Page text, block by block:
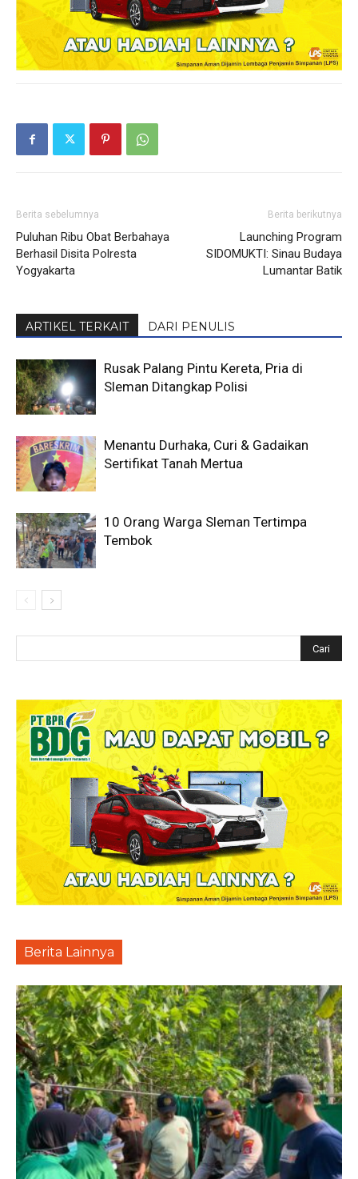
Berita sebelumnya
Puluhan Ribu Obat Berbahaya
Berhasil Disita Polresta
Yogyakarta
Berita berikutnya
Launching Program
SIDOMUKTI: Sinau Budaya
Lumantar Batik
ARTIKEL TERKAIT DARI PENULIS
Rusak Palang Pintu Kereta, Pria di
Sleman Ditangkap Polisi
Menantu Durhaka, Curi & Gadaikan
Sertifikat Tanah Mertua
10 Orang Warga Sleman Tertimpa
Tembok
Berita Lainnya